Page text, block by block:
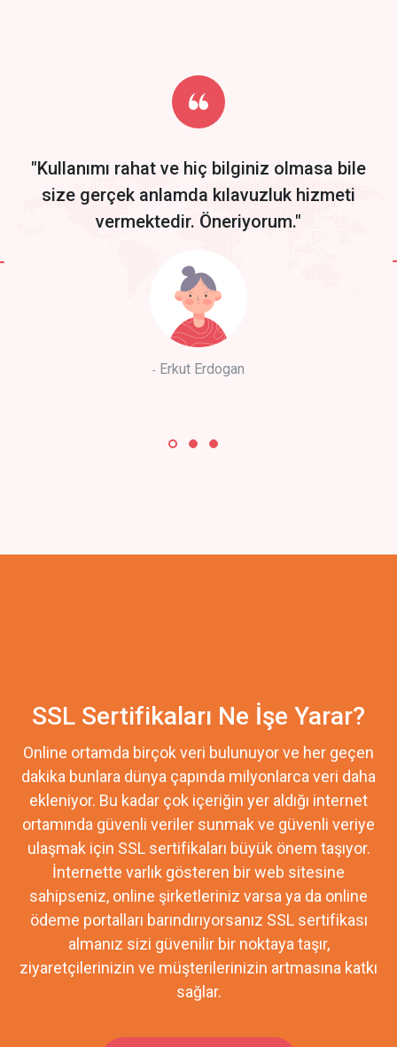
Start by trying our service for 30 days free trial no credit card
required.
"Kullanımı rahat ve hiç bilginiz olmasa bile
size gerçek anlamda kılavuzluk hizmeti
vermektedir. Öneriyorum."
Erkut Erdogan
SSL Sertifikaları Ne İşe Yarar?
Online ortamda birçok veri bulunuyor ve her geçen
dakika bunlara dünya çapında milyonlarca veri daha
ekleniyor. Bu kadar çok içeriğin yer aldığı internet
ortamında güvenli veriler sunmak ve güvenli veriye
ulaşmak için SSL sertifikaları büyük önem taşıyor.
İnternette varlık gösteren bir web sitesine
sahipseniz, online şirketleriniz varsa ya da online
ödeme portalları barındırıyorsanız SSL sertifikası
almanız sizi güvenilir bir noktaya taşır,
ziyaretçilerinizin ve müşterilerinizin artmasına katkı
sağlar.